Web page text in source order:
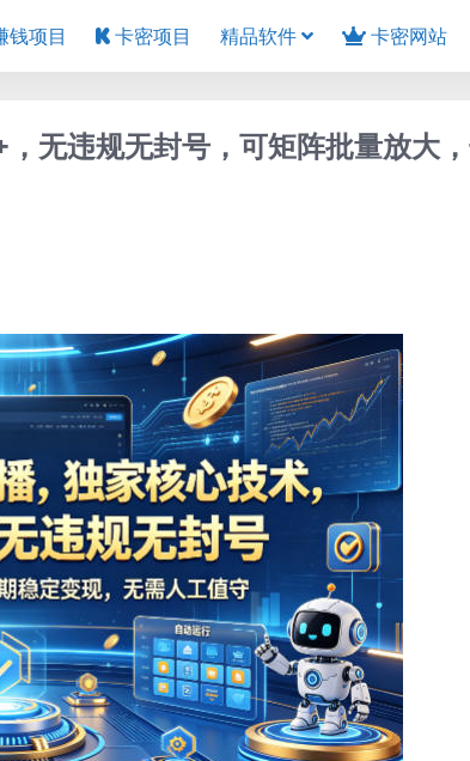
钱项目 卡密项目 精品软件 卡密网站
无违规无封号，可矩阵批量放大